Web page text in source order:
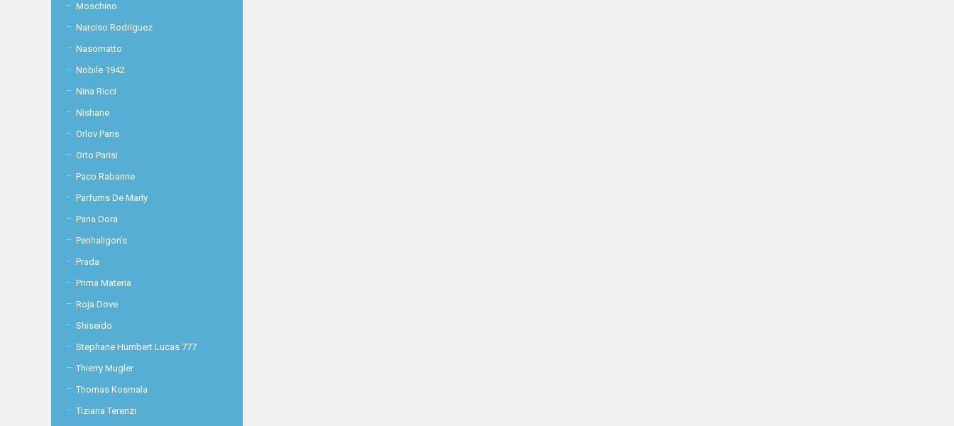
Moschino
Narciso Rodriguez
Nasomatto
Nobile 1942
Nina Ricci
Nishane
Orlov Paris
Orto Parisi
Paco Rabanne
Parfums De Marly
Pana Dora
Penhaligon's
Prada
Prima Materia
Roja Dove
Shiseido
Stephane Humbert Lucas 777
Thierry Mugler
Thomas Kosmala
Tiziana Terenzi